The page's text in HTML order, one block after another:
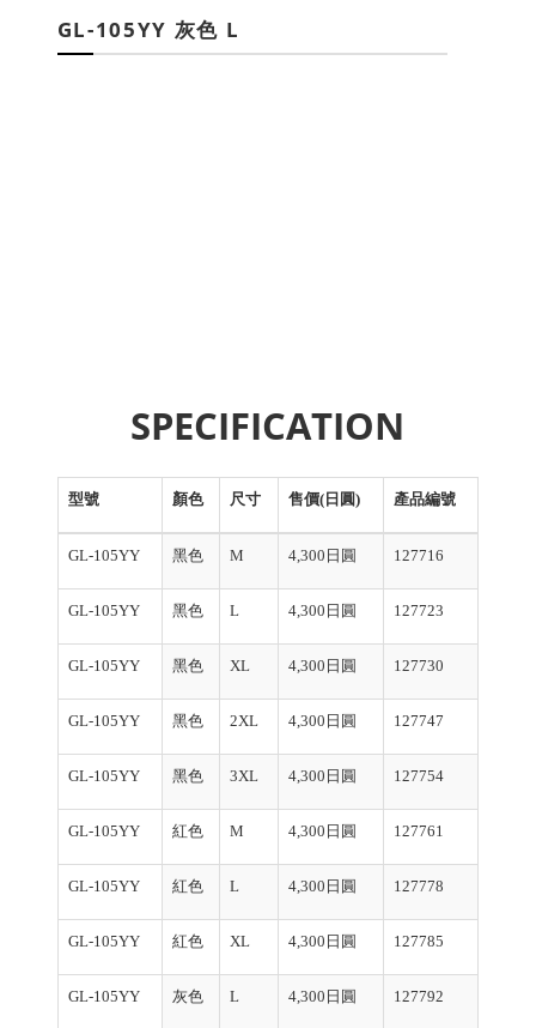
GL-105YY 灰色 L
SPECIFICATION
型號 顏色 尺寸 售價(日圓) 產品編號
GL-105YY 黑色 M 4,300日圓 127716
GL-105YY 黑色 L 4,300日圓 127723
GL-105YY 黑色 XL 4,300日圓 127730
GL-105YY 黑色 2XL 4,300日圓 127747
GL-105YY 黑色 3XL 4,300日圓 127754
GL-105YY 紅色 M 4,300日圓 127761
GL-105YY 紅色 L 4,300日圓 127778
GL-105YY 紅色 XL 4,300日圓 127785
GL-105YY 灰色 L 4,300日圓 127792